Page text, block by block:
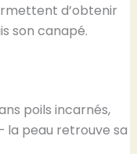
d’obtenir
son canapé.
poils incarnés,
la peau retrouve sa